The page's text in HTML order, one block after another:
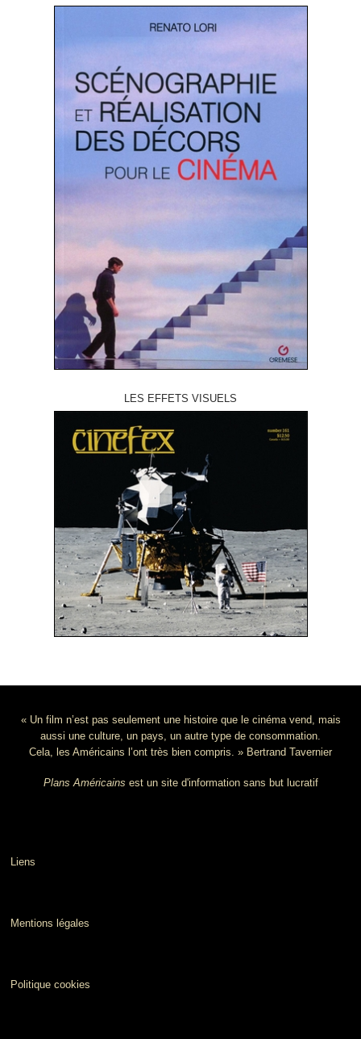
LES EFFETS VISUELS
« Un film n’est pas seulement une histoire que le cinéma vend, mais
aussi une culture, un pays, un autre type de consommation.
Cela, les Américains l’ont très bien compris. » Bertrand Tavernier
Plans Américains est un site d'information sans but lucratif
Liens
Mentions légales
Politique cookies